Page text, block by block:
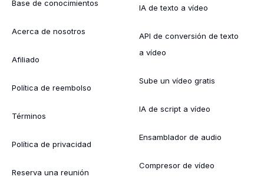
Base de conocimientos
Acerca de nosotros
Afiliado
Política de reembolso
Términos
Política de privacidad
Reserva una reunión
IA de texto a vídeo
API de conversión de texto
a vídeo
Sube un vídeo gratis
IA de script a vídeo
Ensamblador de audio
Compresor de vídeo